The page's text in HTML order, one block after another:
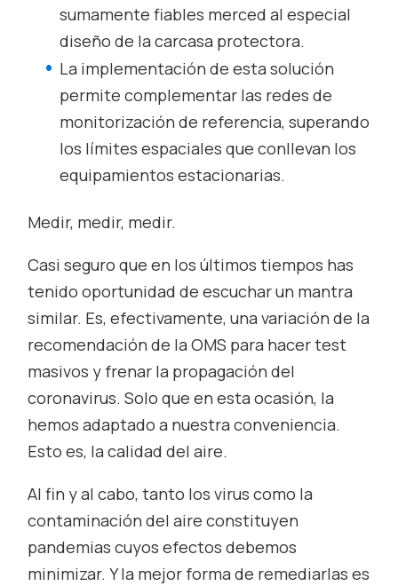
sumamente fiables merced al especial
diseño de la carcasa protectora.
La implementación de esta solución
permite complementar las redes de
monitorización de referencia, superando
los límites espaciales que conllevan los
equipamientos estacionarias.
Medir, medir, medir.
Casi seguro que en los últimos tiempos has
tenido oportunidad de escuchar un mantra
similar. Es, efectivamente, una variación de la
recomendación de la OMS para hacer test
masivos y frenar la propagación del
coronavirus. Solo que en esta ocasión, la
hemos adaptado a nuestra conveniencia.
Esto es, la calidad del aire.
Al fin y al cabo, tanto los virus como la
contaminación del aire constituyen
pandemias cuyos efectos debemos
minimizar. Y la mejor forma de remediarlas es